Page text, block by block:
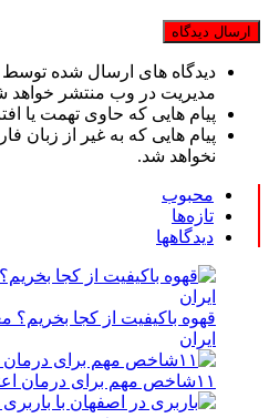
دیدگاه های ارسال شده توسط
مدیریت در وب منتشر خواهد
پیام هایی که حاوی تهمت یا
پیام هایی که به غیر از زبان
نخواهد شد.
محبوب
تازه‌ها
دیدگاهها
ایران
۱۱شاخص مهم برای درمان اعتیاد با کیفیت بالا